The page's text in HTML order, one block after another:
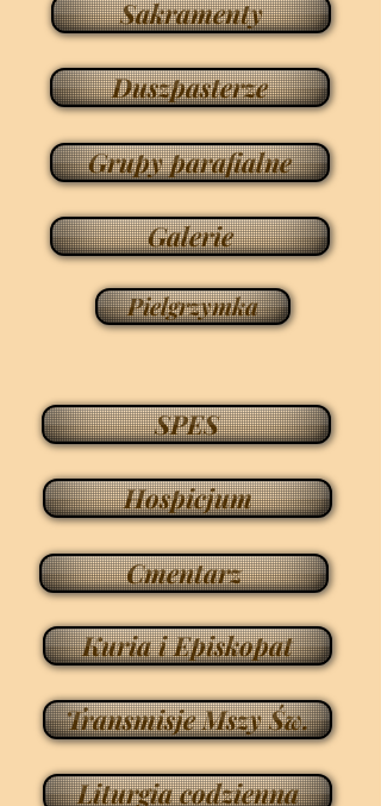
Sakramenty
Duszpasterze
Grupy parafialne
Galerie
Pielgrzymka
SPES
Hospicjum
Cmentarz
Kuria i Episkopat
Transmisje Mszy Św.
Liturgia codzienna